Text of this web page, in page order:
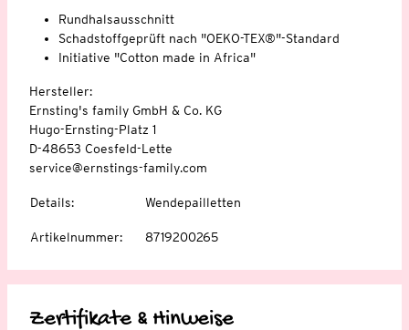
Rundhalsausschnitt
Schadstoffgeprüft nach "OEKO-TEX®"-Standard
Initiative "Cotton made in Africa"
Hersteller:
Ernsting's family GmbH & Co. KG
Hugo-Ernsting-Platz 1
D-48653 Coesfeld-Lette
service@ernstings-family.com
Details: Wendepailletten
Artikelnummer: 8719200265
Zertifikate & Hinweise